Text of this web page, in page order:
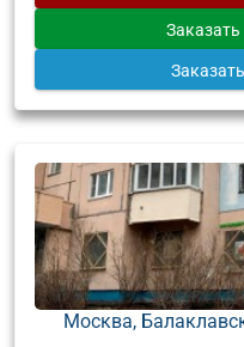
Заказать
Заказать
Москва,